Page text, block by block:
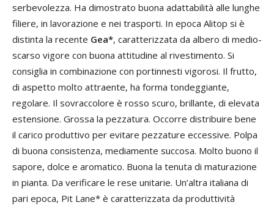
serbevolezza. Ha dimostrato buona adattabilità alle lunghe
filiere, in lavorazione e nei trasporti. In epoca Alitop si è
distinta la recente Gea*, caratterizzata da albero di medio-
scarso vigore con buona attitudine al rivestimento. Si
consiglia in combinazione con portinnesti vigorosi. Il frutto,
di aspetto molto attraente, ha forma tondeggiante,
regolare. Il sovraccolore è rosso scuro, brillante, di elevata
estensione. Grossa la pezzatura. Occorre distribuire bene
il carico produttivo per evitare pezzature eccessive. Polpa
di buona consistenza, mediamente succosa. Molto buono il
sapore, dolce e aromatico. Buona la tenuta di maturazione
in pianta. Da verificare le rese unitarie. Un’altra italiana di
pari epoca, Pit Lane* è caratterizzata da produttività